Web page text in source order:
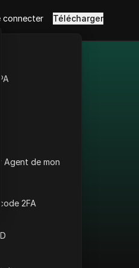
Agent de mon
2FA
connecter Télécharger